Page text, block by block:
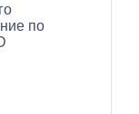
по